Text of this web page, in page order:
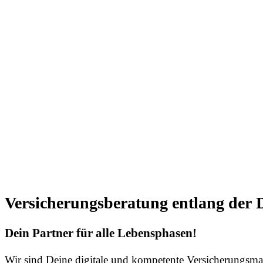
Versicherungsberatung entlang der
Dein Partner für alle Lebensphasen!
Wir sind Deine digitale und kompetente